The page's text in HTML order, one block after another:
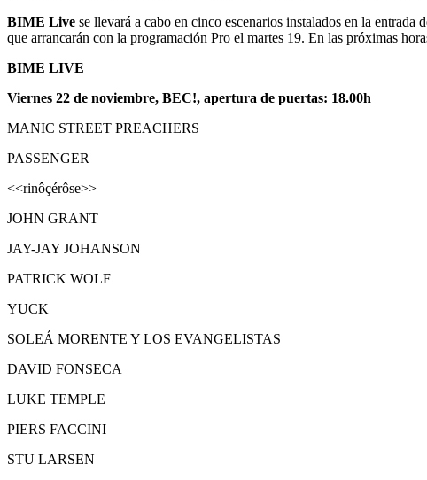
BIME Live se llevará a cabo en cinco escenarios instalados en la
que arrancarán con la programación Pro el martes 19. En las próximas
BIME LIVE
Viernes 22 de noviembre, BEC!, apertura de puertas: 18.00h
MANIC STREET PREACHERS
PASSENGER
<<rinôçérôse>>
JOHN GRANT
JAY-JAY JOHANSON
PATRICK WOLF
YUCK
SOLEÁ MORENTE Y LOS EVANGELISTAS
DAVID FONSECA
LUKE TEMPLE
PIERS FACCINI
STU LARSEN